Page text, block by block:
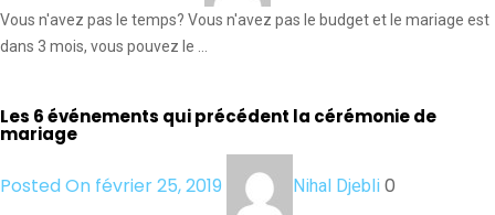
Vous n'avez pas le temps? Vous n'avez pas le budget et le mariage est
dans 3 mois, vous pouvez le …
Les 6 événements qui précédent la cérémonie de
mariage
Posted On février 25, 2019 Nihal Djebli 0